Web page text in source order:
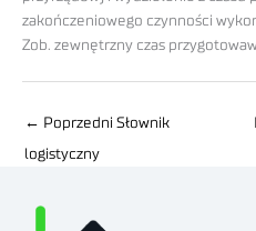
zakończeniowego czynności
Zob. zewnętrzny czas
← Poprzedni Słownik
logistyczny